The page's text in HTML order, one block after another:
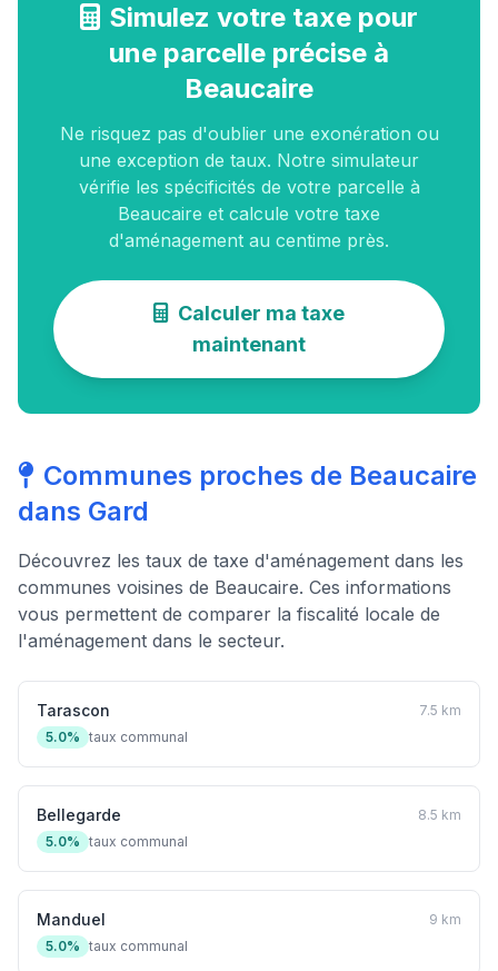
Simulez votre taxe pour
une parcelle précise à
Beaucaire
Ne risquez pas d'oublier une exonération ou
une exception de taux. Notre simulateur
vérifie les spécificités de votre parcelle à
Beaucaire et calcule votre taxe
d'aménagement au centime près.
Calculer ma taxe
maintenant
Communes proches de Beaucaire
dans Gard
Découvrez les taux de taxe d'aménagement dans les
communes voisines de Beaucaire. Ces informations
vous permettent de comparer la fiscalité locale de
l'aménagement dans le secteur.
Tarascon
7.5 km
5.0% taux communal
Bellegarde
8.5 km
5.0% taux communal
Manduel
9 km
5.0% taux communal